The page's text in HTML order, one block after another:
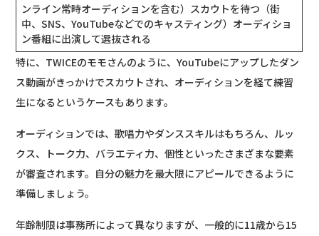
ンライン常時オーディションを含む）スカウトを待つ（街
中、SNS、YouTubeなどでのキャスティング）オーディショ
ン番組に出演して選抜される
特に、TWICEのモモさんのように、YouTubeにアップしたダン
ス動画がきっかけでスカウトされ、オーディションを経て練習
生になるというケースもあります。
オーディションでは、歌唱力やダンススキルはもちろん、ルッ
クス、トーク力、バラエティ力、個性といったさまざまな要素
が審査されます。自分の魅力を最大限にアピールできるように
準備しましょう。
年齢制限は事務所によって異なりますが、一般的に11歳から15